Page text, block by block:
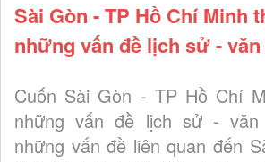
Sài Gòn - TP Hồ Chí Minh
những vấn đề lịch sử -
Cuốn Sài Gòn - TP Hồ Chí
những vấn đề lịch sử -
những vấn đề liên quan đến